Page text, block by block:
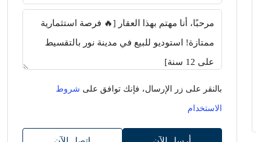
بالنقر على زر الإرسال، فإنك توافق على شروط
الاستخدام